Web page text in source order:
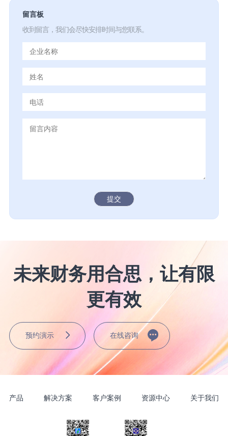
留言板
收到留言，我们会尽快安排时间与您联系。
提交
未来财务用合思，让有限
更有效
预约演示 在线咨询
产品 解决方案 客户案例 资源中心 关于我们